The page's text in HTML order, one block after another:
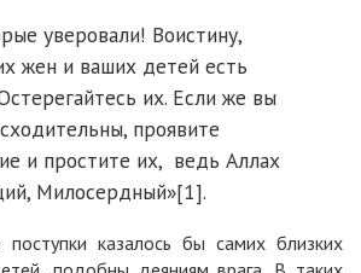
уверовали! Воистину,
жен и ваших детей есть
их. Если же вы
проявите
и простите их, ведь Аллах
Милосердный»[1].
казалось бы самих близких